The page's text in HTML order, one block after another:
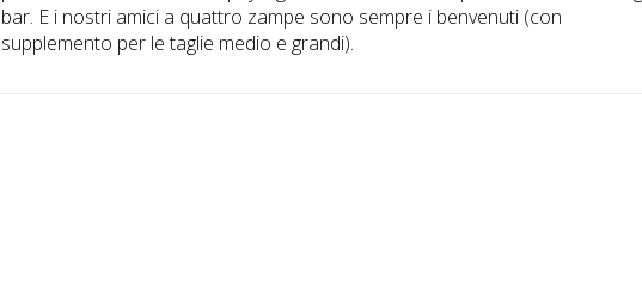
bar. E i nostri amici a quattro zampe sono sempre i benvenuti (con
supplemento per le taglie medio e grandi).